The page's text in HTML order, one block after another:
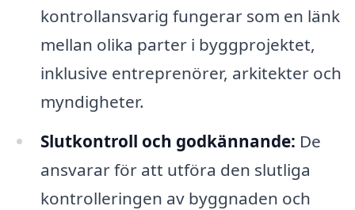
kontrollansvarig fungerar som en länk
mellan olika parter i byggprojektet,
inklusive entreprenörer, arkitekter och
myndigheter.
Slutkontroll och godkännande: De
ansvarar för att utföra den slutliga
kontrolleringen av byggnaden och